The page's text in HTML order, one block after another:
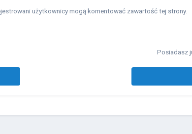
użytkownicy mogą komentować zawartość tej strony.
Posiadasz